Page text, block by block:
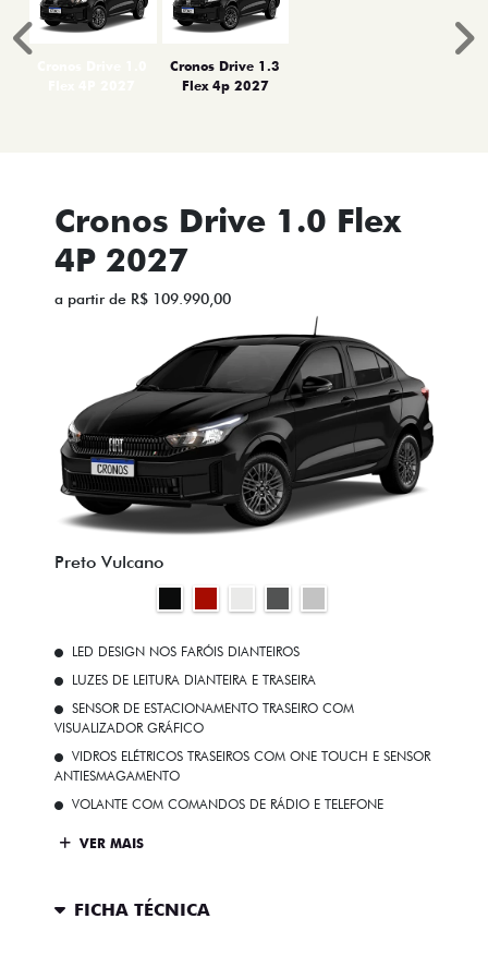
Cronos Drive 1.3
Flex 4p 2027
Anterior
Cronos Drive 1.0 Flex
4P 2027
a partir de R$ 109.990,00
Preto Vulcano
LED DESIGN NOS FARÓIS DIANTEIROS
LUZES DE LEITURA DIANTEIRA E TRASEIRA
SENSOR DE ESTACIONAMENTO TRASEIRO COM
VISUALIZADOR GRÁFICO
VIDROS ELÉTRICOS TRASEIROS COM ONE TOUCH E SENSOR
ANTIESMAGAMENTO
VOLANTE COM COMANDOS DE RÁDIO E TELEFONE
VER MAIS
FICHA TÉCNICA